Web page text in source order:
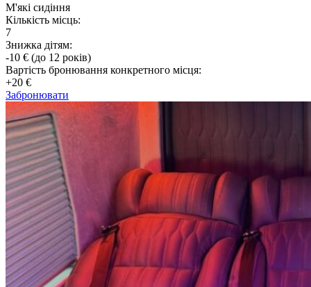
М'які сидіння
Кількість місць:
7
Знижка дітям:
-10 € (до 12 років)
Вартість бронювання конкретного місця:
+20 €
Забронювати